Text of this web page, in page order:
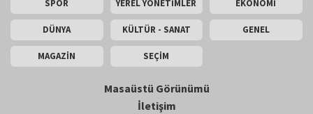
SPOR YEREL YÖNETİMLER EKONOMİ
DÜNYA KÜLTÜR - SANAT GENEL
MAGAZİN SEÇİM
Masaüstü Görünümü
İletişim